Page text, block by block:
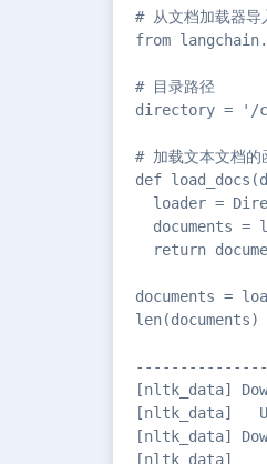
# 从文档加载器
from
# 目录路径
directory = '/
# 加载文本文档的
def
loader =
documents =
return
documents =
len(documents)
[nltk_data]
[nltk_data]
[nltk_data]
[nltk_data]